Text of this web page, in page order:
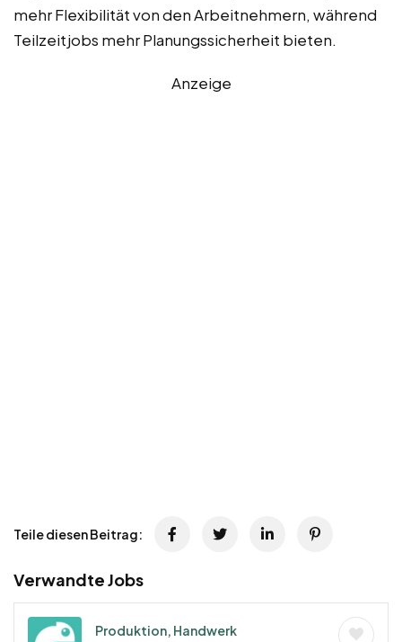
mehr Flexibilität von den Arbeitnehmern, während
Teilzeitjobs mehr Planungssicherheit bieten.
Anzeige
Teile diesen Beitrag:
Verwandte Jobs
Produktion, Handwerk